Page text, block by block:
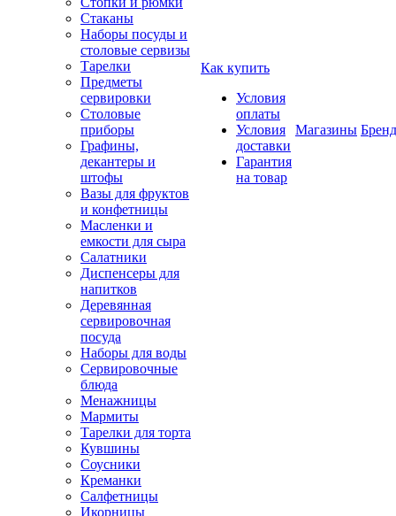
Стаканы
Наборы посуды и
столовые сервизы
Тарелки
Предметы
сервировки
Столовые
приборы
Графины,
декантеры и
штофы
Вазы для фруктов
и конфетницы
Масленки и
емкости для сыра
Салатники
Диспенсеры для
напитков
Деревянная
сервировочная
посуда
Наборы для воды
Сервировочные
блюда
Менажницы
Мармиты
Тарелки для торта
Кувшины
Соусники
Креманки
Салфетницы
Икорницы
Как купить
Условия
оплаты
Условия
доставки
Гарантия
на товар
Магазины